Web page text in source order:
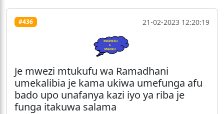
#436 21-02-2023 12:20:19
Je mwezi mtukufu wa Ramadhani
umekalibia je kama ukiwa umefunga afu
bado upo unafanya kazi iyo ya riba je
funga itakuwa salama